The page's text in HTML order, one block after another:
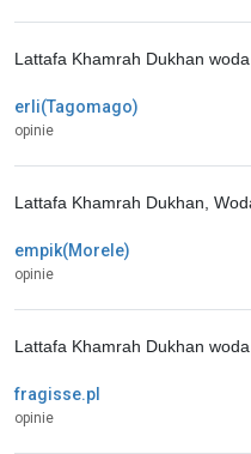
erli(Tagomago)
opinie
Lattafa Khamrah Dukhan
empik(Morele)
opinie
Lattafa Khamrah Dukhan,
fragisse.pl
opinie
Lattafa Khamrah Dukhan